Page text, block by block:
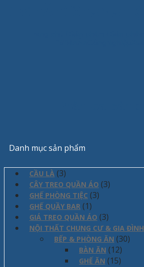
Danh mục sản phẩm
CẦU LÀ (3)
CÂY TREO QUẦN ÁO (3)
GHẾ PHÒNG TIỆC (3)
GHẾ QUẦY BAR (1)
GIÁ TREO QUẦN ÁO (3)
NỘI THẤT CHUNG CƯ & GIA ĐÌNH
BẾP & PHÒNG ĂN (30)
BÀN ĂN (12)
GHẾ ĂN (15)